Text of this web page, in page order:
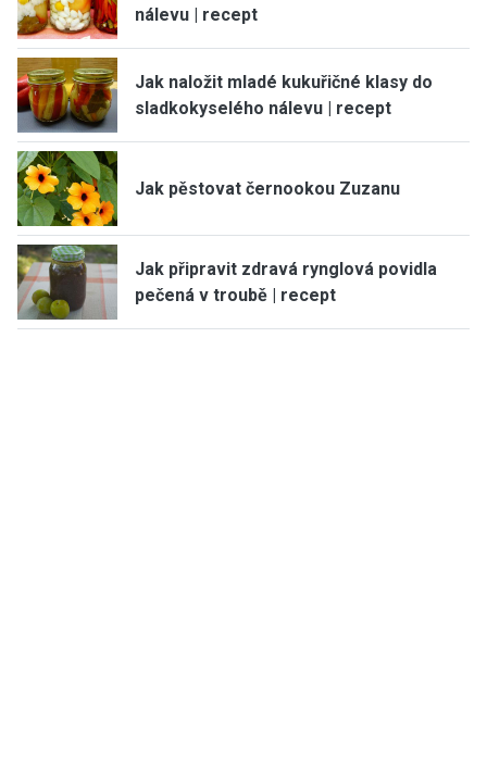
nálevu | recept
Jak naložit mladé kukuřičné klasy do
sladkokyselého nálevu | recept
Jak pěstovat černookou Zuzanu
Jak připravit zdravá rynglová povidla
pečená v troubě | recept